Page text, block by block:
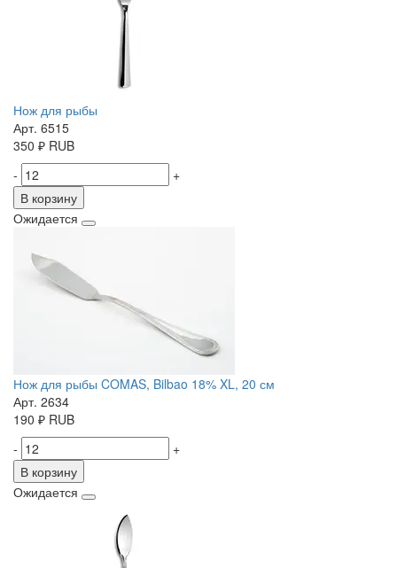
Нож для рыбы
Арт. 6515
350 ₽ RUB
-
+
В корзину
Ожидается
Нож для рыбы COMAS, Bilbao 18% XL, 20 см
Арт. 2634
190 ₽ RUB
-
+
В корзину
Ожидается